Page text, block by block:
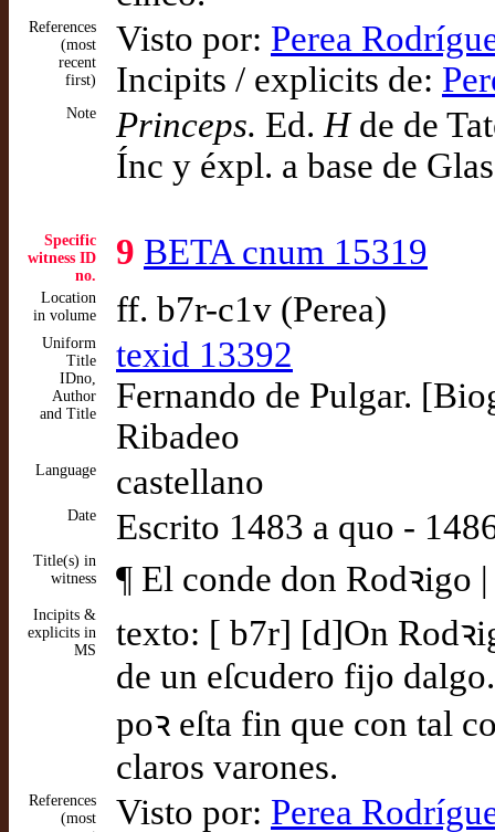
References
(most
recent
first)
Visto por: Perea
Incipits / explicits de:
Note Princeps. Ed. Hde de
Ínc y éxpl. a base de
Specific
witness ID
no.
9 BETA cnum 15319
Location
in volume
ff. b7r-c1v (Perea)
Uniform
Title
IDno,
Author
and Title
texid 13392
Fernando de Pulgar.
Ribadeo
Language castellano
Date Escrito 1483 a quo -
Title(s) in
witness
¶ El conde don Rodꝛigo
Incipits &
explicits in
MS
texto: [ b7r] [d]On
de un eſcudero fijo
poꝛ eſta fin que con tal
claros varones.
References
(most
Visto por: Perea